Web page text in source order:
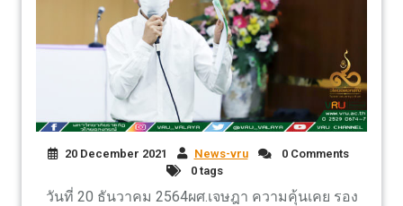
20 December 2021 News-vru
0 Comments
0 tags
วันที่ 20 ธันวาคม 2564ผศ.เจษฎา ความคุ้นเคย รอง